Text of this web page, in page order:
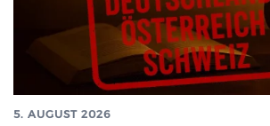
5. AUGUST 2026